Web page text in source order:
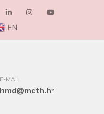
EN
E-MAIL
hmd@math.hr